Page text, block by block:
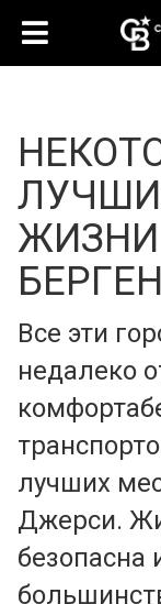
ЖИЗНИ
БЕРГЕН
Все эти
недалеко
лучших
Джерси.
безопасна